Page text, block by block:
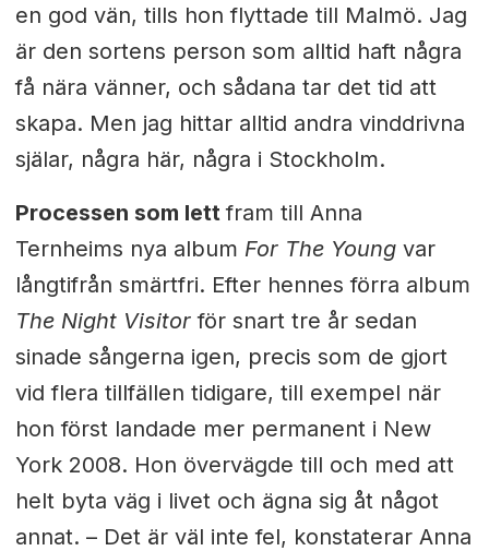
en god vän, tills hon flyttade till Malmö. Jag
är den sortens person som alltid haft några
få nära vänner, och sådana tar det tid att
skapa. Men jag hittar alltid andra vinddrivna
själar, några här, några i Stockholm.
Processen som lettfram till Anna
Ternheims nya album For The Youngvar
långtifrån smärtfri. Efter hennes förra album
The Night Visitorför snart tre år sedan
sinade sångerna igen, precis som de gjort
vid flera tillfällen tidigare, till exempel när
hon först landade mer permanent i New
York 2008. Hon övervägde till och med att
helt byta väg i livet och ägna sig åt något
annat. –Det är väl inte fel, konstaterar Anna